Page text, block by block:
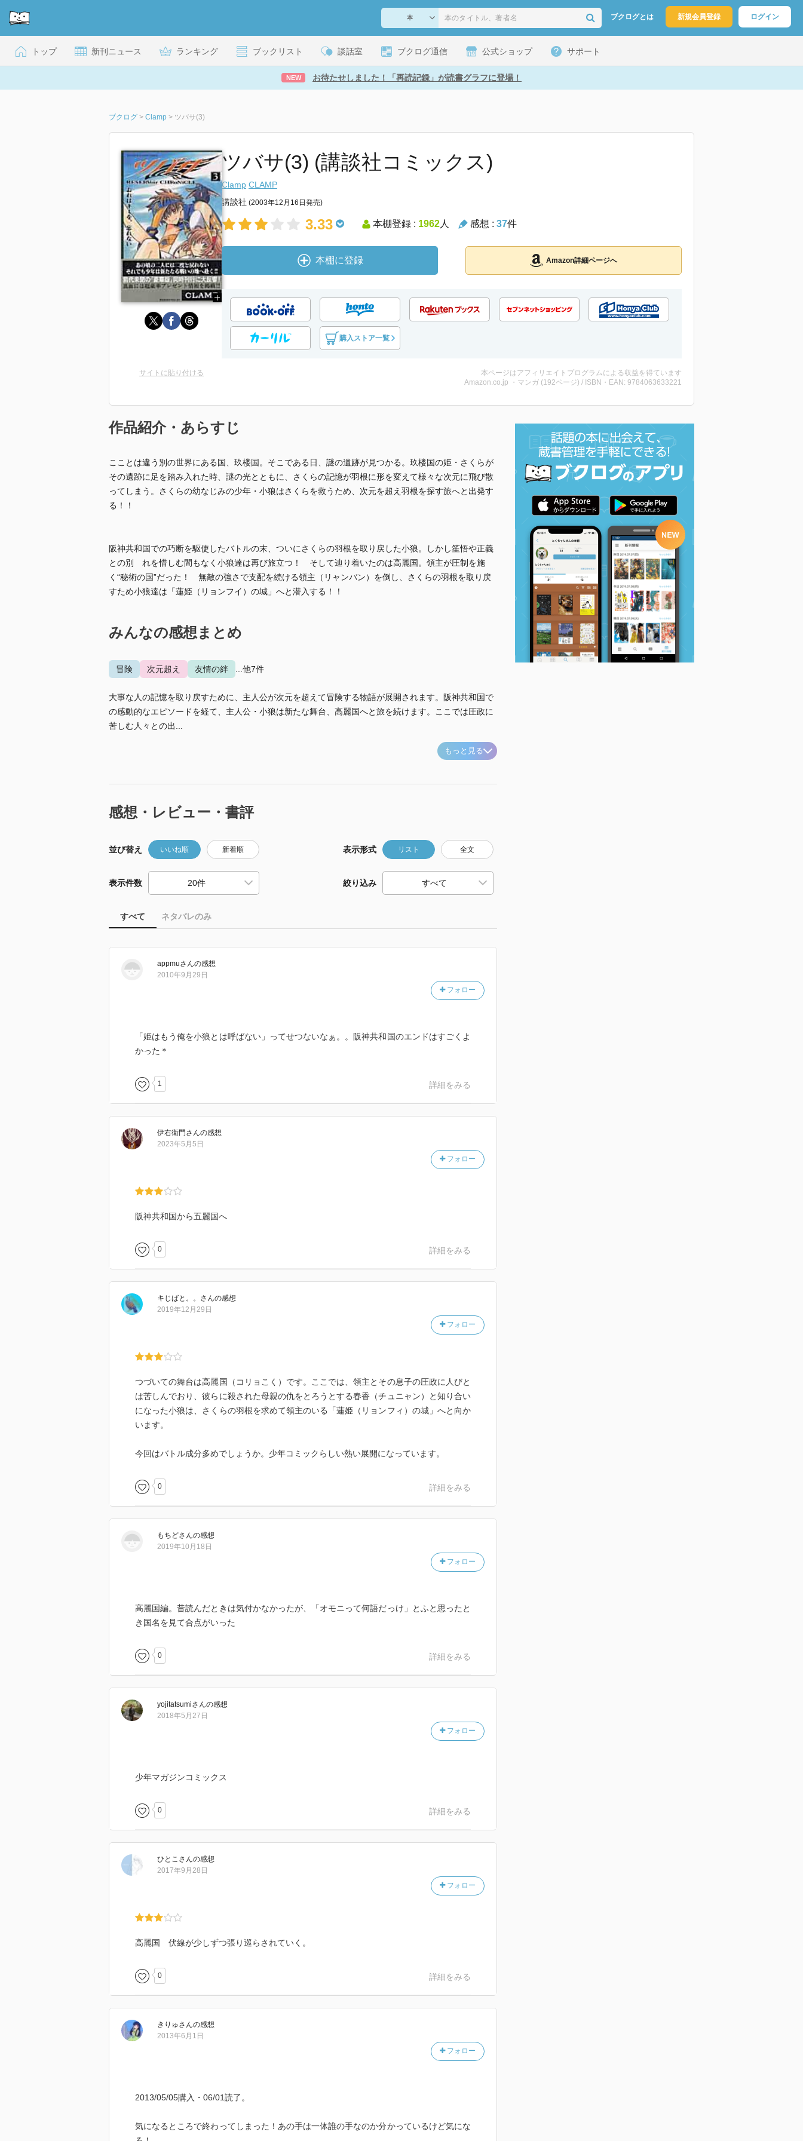
ブクログとは 新規会員登録 ログイン
トップ 新刊ニュース ランキング ブックリスト 談話室 ブクログ通信 公式ショップ サポート
NEW お待たせしました！「再読記録」が読書グラフに登場！
ブクログ > Clamp > ツバサ(3)
ツバサ(3) (講談社コミックス)
Clamp CLAMP
講談社 (2003年12月16日発売)
3.33 本棚登録 : 1962人 感想 : 37件
本棚に登録 Amazon詳細ページへ
購入ストア一覧
サイトに貼り付ける
本ページはアフィリエイトプログラムによる収益を得ています
Amazon.co.jp ・マンガ (192ページ) / ISBN・EAN: 9784063633221
作品紹介・あらすじ
こことは違う別の世界にある国、玖楼国。そこである日、謎の遺跡が見つかる。玖楼国の姫・さくらが
その遺跡に足を踏み入れた時、謎の光とともに、さくらの記憶が羽根に形を変えて様々な次元に飛び散
ってしまう。さくらの幼なじみの少年・小狼はさくらを救うため、次元を超え羽根を探す旅へと出発す
る！！
阪神共和国での巧断を駆使したバトルの末、ついにさくらの羽根を取り戻した小狼。しかし笙悟や正義
との別 れを惜しむ間もなく小狼達は再び旅立つ！ そして辿り着いたのは高麗国。領主が圧制を施
く“秘術の国”だった！ 無敵の強さで支配を続ける領主（リャンバン）を倒し、さくらの羽根を取り戻
すため小狼達は「蓮姫（リョンフイ）の城」へと潜入する！！
みんなの感想まとめ
冒険 次元超え 友情の絆 ...他7件
大事な人の記憶を取り戻すために、主人公が次元を超えて冒険する物語が展開されます。阪神共和国で
の感動的なエピソードを経て、主人公・小狼は新たな舞台、高麗国へと旅を続けます。ここでは圧政に
苦しむ人々との出...
もっと見る
感想・レビュー・書評
並び替え いいね順 新着順 表示形式 リスト 全文
表示件数 絞り込み
すべて ネタバレのみ
appmuさんの感想
フォロー
2010年9月29日
「姫はもう俺を小狼とは呼ばない」ってせつないなぁ。。阪神共和国のエンドはすごくよ
かった＊
1 詳細をみる
伊右衛門 さんの感想
フォロー
2023年5月5日
阪神共和国から五麗国へ
0 詳細をみる
キじばと。。 さんの感想
フォロー
2019年12月29日
つづいての舞台は高麗国（コリョこく）です。ここでは、領主とその息子の圧政に人びと
は苦しんでおり、彼らに殺された母親の仇をとろうとする春香（チュニャン）と知り合い
になった小狼は、さくらの羽根を求めて領主のいる「蓮姫（リョンフィ）の城」へと向か
います。
今回はバトル成分多めでしょうか。少年コミックらしい熱い展開になっています。
0 詳細をみる
もちどさんの感想
フォロー
2019年10月18日
高麗国編。昔読んだときは気付かなかったが、「オモニって何語だっけ」とふと思ったと
き国名を見て合点がいった
0 詳細をみる
yojitatsumiさんの感想
フォロー
2018年5月27日
少年マガジンコミックス
0 詳細をみる
ひとこ さんの感想
フォロー
2017年9月28日
高麗国 伏線が少しずつ張り巡らされていく。
0 詳細をみる
きりゅさんの感想
フォロー
2013年6月1日
2013/05/05購入・06/01読了。
気になるところで終わってしまった！あの手は一体誰の手なのか分かっているけど気にな